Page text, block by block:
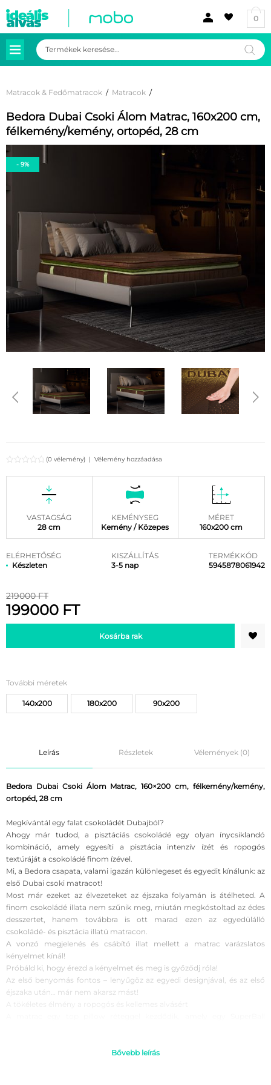
0
Products
search
Matracok & Fedőmatracok / Matracok /
Bedora Dubai Csoki Álom Matrac, 160x200 cm,
félkemény/kemény, ortopéd, 28 cm
- 9%
(0 vélemény) | Vélemény hozzáadása
VASTAGSÁG
28 cm
KEMÉNYSEG
Kemény / Közepes
MÉRET
160x200 cm
ELÉRHETŐSÉG
Készleten
KISZÁLLÍTÁS
3-5 nap
TERMÉKKÓD
5945878061942
219000 FT
199000 FT
Kosárba rak
További méretek
140x200 180x200 90x200
Leírás Részletek Vélemények (0)
Bedora Dubai Csoki Álom Matrac, 160×200 cm, félkemény/kemény,
ortopéd, 28 cm
Megkívántál egy falat csokoládét Dubajból?
Ahogy már tudod, a pisztáciás csokoládé egy olyan ínycsiklandó
kombináció, amely egyesíti a pisztácia intenzív ízét és ropogós
textúráját a csokoládé finom ízével.
Mi, a Bedora csapata, valami igazán különlegeset és egyedit kínálunk: az
első Dubai csoki matracot!
Most már ezeket az élvezeteket az éjszaka folyamán is átélheted. A
finom csokoládé illata nem szűnik meg, miután megkóstoltad az édes
desszertet, hanem továbbra is ott marad ezen az egyedülálló
csokoládé- és pisztácia illatú matracon.
A vonzó megjelenés és csábító illat mellett a matrac varázslatos
kényelmet kínál!
Próbáld ki, hogy érezd a kényelmet és meg is győződj róla!
Az első benyomás fontos – lenyűgöz az egyedi designjával, és az első
éjszaka után… már nem akarsz mást!
nyújt a test, a nedvesség és a matrac belseje között.
Bővebb leírás